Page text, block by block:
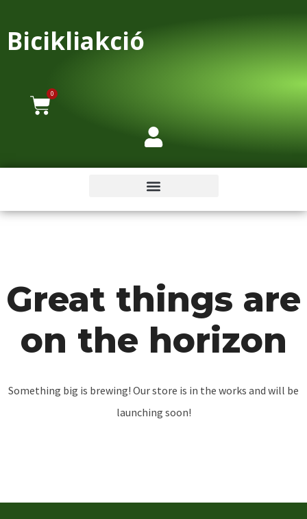
Bicikliakció
0
Great things are
on the horizon
Something big is brewing! Our store is in the works and will be
launching soon!